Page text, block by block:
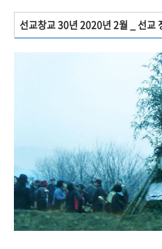
선교창교 30년 2020년 2월 _ 선교